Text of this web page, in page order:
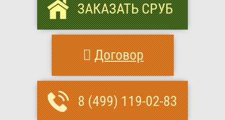
ЗАКАЗАТЬ СРУБ
Договор
8 (499) 119-02-83